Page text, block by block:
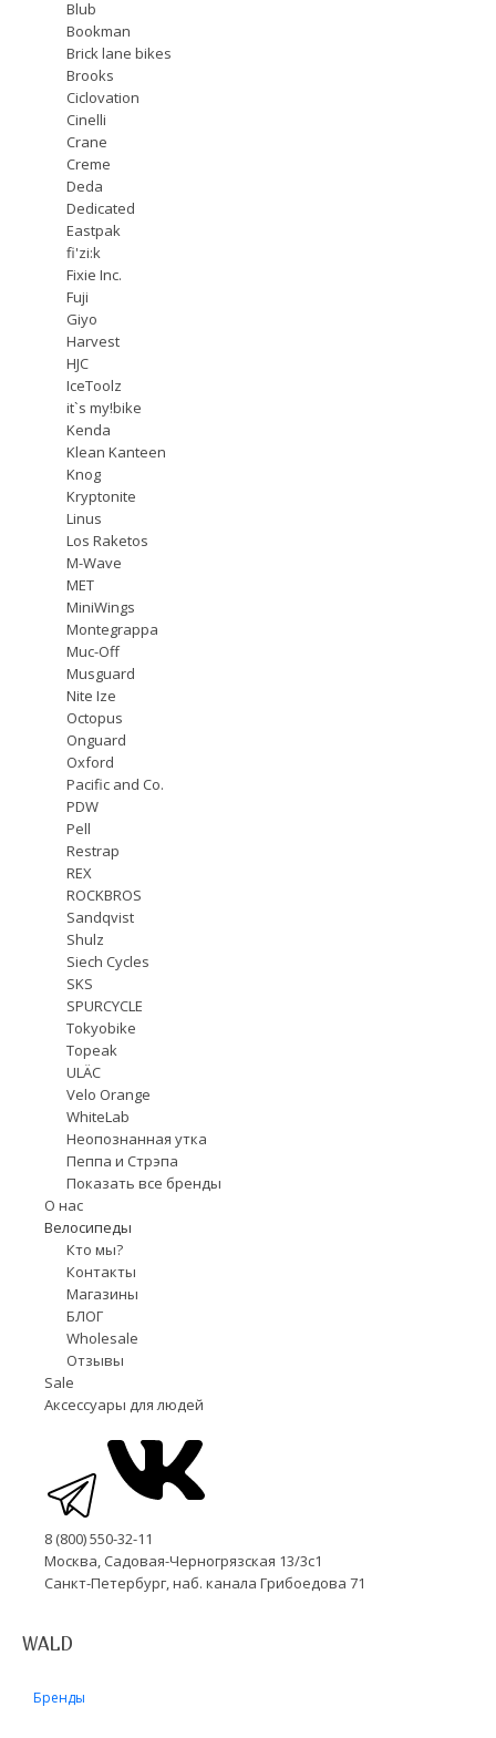
Blub
Bookman
Brick lane bikes
Brooks
Ciclovation
Cinelli
Crane
Creme
Deda
Dedicated
Eastpak
fi'zi:k
Fixie Inc.
Fuji
Giyo
Harvest
HJC
IceToolz
it`s my!bike
Kenda
Klean Kanteen
Knog
Kryptonite
Linus
Los Raketos
M-Wave
MET
MiniWings
Montegrappa
Muc-Off
Musguard
Nite Ize
Octopus
Onguard
Oxford
Pacific and Co.
PDW
Pell
Restrap
REX
ROCKBROS
Sandqvist
Shulz
Siech Cycles
SKS
SPURCYCLE
Tokyobike
Topeak
ULÄC
Velo Orange
WhiteLab
Неопознанная утка
Пеппа и Стрэпа
Показать все бренды
О нас
Велосипеды
Кто мы?
Контакты
Магазины
БЛОГ
Wholesale
Отзывы
Sale
Аксессуары для людей
8 (800) 550-32-11
Москва, Садовая-Черногрязская 13/3с1
Санкт-Петербург, наб. канала Грибоедова 71
WALD
Бренды